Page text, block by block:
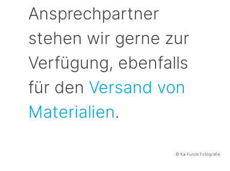
Ansprechpartner
stehen wir gerne zur
Verfügung, ebenfalls
für den Versand von
Materialien.
© Kai Funck Fotografie